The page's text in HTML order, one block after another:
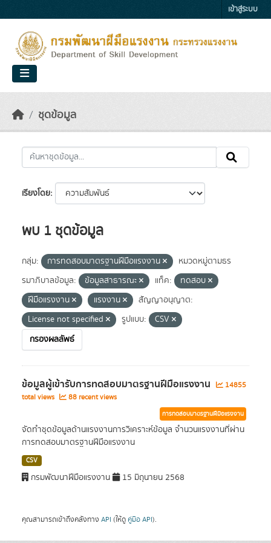
เข้าสู่ระบบ
ชุดข้อมูล
เรียงโดย
พบ 1 ชุดข้อมูล
กลุ่ม: การทดสอบมาตรฐานฝีมือแรงงาน
หมวดหมู่ตามธร
รมาภิบาลข้อมูล:
ข้อมูลสาธารณะ แท็ค:
ทดสอบ
ฝีมือแรงงาน
แรงงาน
สัญญาอนุญาต:
License not specified
รูปแบบ:
CSV
กรองผลลัพธ์
ข้อมูลผู้เข้ารับการทดสอบมาตรฐานฝีมือแรงงาน
14855
total views
88 recent views
การทดสอบมาตรฐานฝีมือแรงงาน
จัดทำชุดข้อมูลด้านแรงงานการวิเคราะห์ข้อมูล จำนวนแรงงานที่ผ่าน
การทดสอบมาตรฐานฝีมือแรงงาน
CSV
กรมพัฒนาฝีมือแรงงาน 15 มิถุนายน 2568
คุณสามารถเข้าถึงคลังทาง API (ให้ดู คู่มือ API).